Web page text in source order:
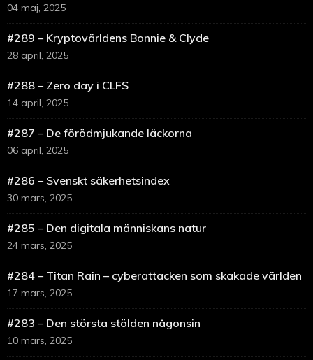
04 maj, 2025
#289 – Kryptovärldens Bonnie & Clyde
28 april, 2025
#288 – Zero day i CLFS
14 april, 2025
#287 – De förödmjukande läckorna
06 april, 2025
#286 – Svenskt säkerhetsindex
30 mars, 2025
#285 – Den digitala människans natur
24 mars, 2025
#284 – Titan Rain – cyberattacken som skakade världen
17 mars, 2025
#283 – Den största stölden någonsin
10 mars, 2025